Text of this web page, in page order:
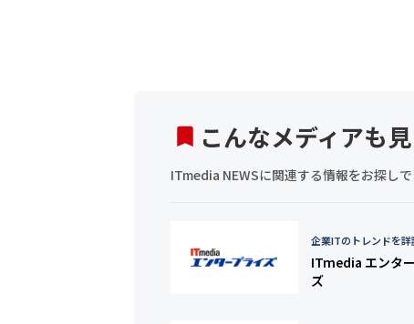
こんなメディアも
ITmedia NEWSに関連する情報をお探し
企業ITのトレンドを詳
ITmedia エンタ
ズ